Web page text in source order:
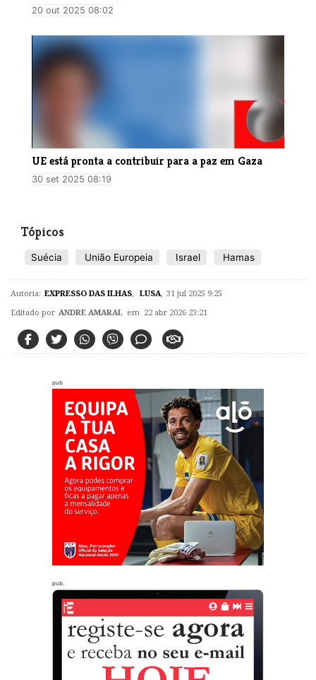
20 out 2025 08:02
UE está pronta a contribuir para a paz em Gaza
30 set 2025 08:19
Tópicos
Suécia União Europeia Israel Hamas
Autoria: EXPRESSO DAS ILHAS LUSA 31 jul 2025 9:25
Editado por ANDRE AMARAL em 22 abr 2026 23:21
pub
pub.